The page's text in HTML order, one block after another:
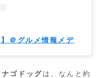
ゴドッグは、なんと約